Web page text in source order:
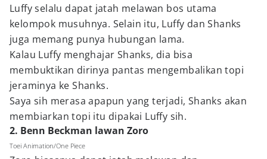
Luffy selalu dapat jatah melawan bos utama
kelompok musuhnya. Selain itu, Luffy dan Shanks
juga memang punya hubungan lama.
Kalau Luffy menghajar Shanks, dia bisa
membuktikan dirinya pantas mengembalikan topi
jeraminya ke Shanks.
Saya sih merasa apapun yang terjadi, Shanks akan
membiarkan topi itu dipakai Luffy sih.
2. Benn Beckman lawan Zoro
Toei Animation/One Piece